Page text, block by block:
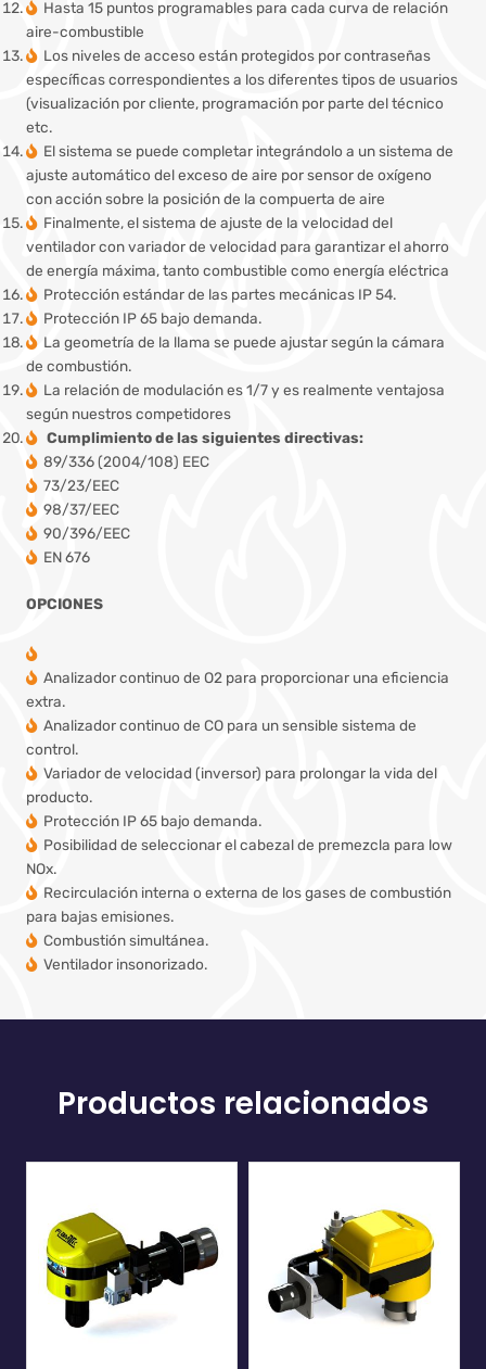
Hasta 15 puntos programables para cada curva de relación
aire-combustible
Los niveles de acceso están protegidos por contraseñas
específicas correspondientes a los diferentes tipos de usuarios
(visualización por cliente, programación por parte del técnico
etc.
El sistema se puede completar integrándolo a un sistema de
ajuste automático del exceso de aire por sensor de oxígeno
con acción sobre la posición de la compuerta de aire
Finalmente, el sistema de ajuste de la velocidad del
ventilador con variador de velocidad para garantizar el ahorro
de energía máxima, tanto combustible como energía eléctrica
Protección estándar de las partes mecánicas IP 54.
Protección IP 65 bajo demanda.
La geometría de la llama se puede ajustar según la cámara
de combustión.
La relación de modulación es 1/7 y es realmente ventajosa
según nuestros competidores
Cumplimiento de las siguientes directivas:
89/336 (2004/108) EEC
73/23/EEC
98/37/EEC
90/396/EEC
EN 676
OPCIONES
Analizador continuo de O2 para proporcionar una eficiencia
extra.
Analizador continuo de CO para un sensible sistema de
control.
Variador de velocidad (inversor) para prolongar la vida del
producto.
Protección IP 65 bajo demanda.
Posibilidad de seleccionar el cabezal de premezcla para low
NOx.
Recirculación interna o externa de los gases de combustión
para bajas emisiones.
Combustión simultánea.
Ventilador insonorizado.
Productos relacionados